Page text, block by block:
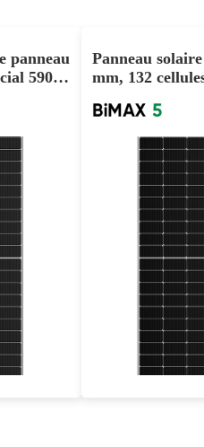
panneau
590W
ans
Panneau
mm, 132
d'usine
Eff
Garantie